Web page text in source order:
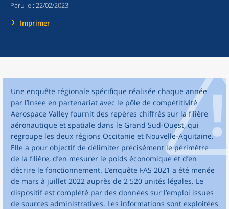
Paru le : 22/02/2023
Imprimer
Une enquête régionale spécifique réalisée chaque année
par l’Insee en partenariat avec le pôle de compétitivité
Aerospace Valley fournit des repères chiffrés sur la filière
aéronautique et spatiale dans le Grand Sud-Ouest, qui
regroupe les deux régions Occitanie et Nouvelle-Aquitaine.
Elle a pour objectif de délimiter précisément le périmètre
de la filière, d’en mesurer le poids économique et d’en
décrire le fonctionnement. L’enquête FAS 2021 a été menée
de mars à juillet 2022 auprès de 2 520 unités légales. Le
dispositif est complété par des données sur l’emploi issues
de sources administratives. Les informations sont exploitées